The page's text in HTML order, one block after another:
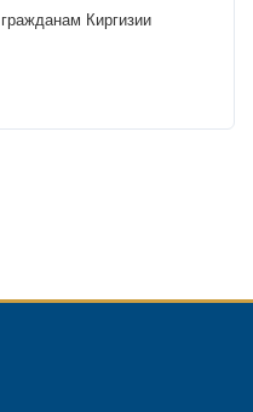
Киргизии